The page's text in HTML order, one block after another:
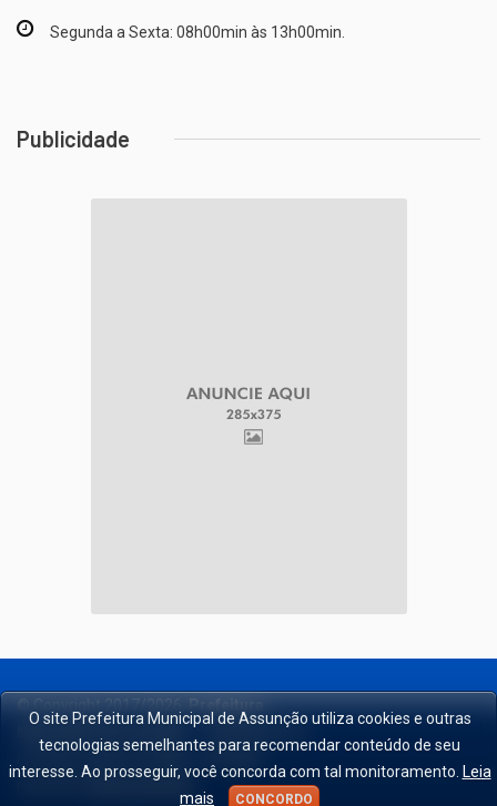
Segunda a Sexta: 08h00min às 13h00min.
Publicidade
© Copyright 2017/2026, Prefeitura
-
Trabalhando por
um futuro cada vez melhor.
. All rights
Desenvolverdor
O site Prefeitura Municipal de Assunção utiliza cookies e outras
tecnologias semelhantes para recomendar conteúdo de seu
interesse. Ao prosseguir, você concorda com tal monitoramento. Leia
mais
CONCORDO